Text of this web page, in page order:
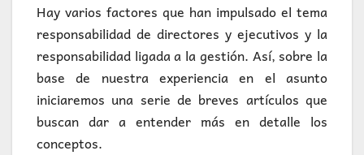
Hay varios factores que han impulsado el tema
responsabilidad de directores y ejecutivos y la
responsabilidad ligada a la gestión. Así, sobre la
base de nuestra experiencia en el asunto
iniciaremos una serie de breves artículos que
buscan dar a entender más en detalle los
conceptos.